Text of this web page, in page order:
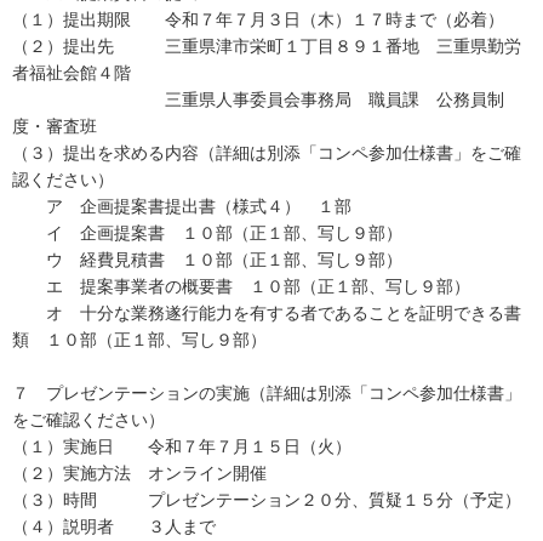
（１）提出期限 令和７年７月３日（木）１７時まで（必着）
（２）提出先 三重県津市栄町１丁目８９１番地 三重県勤労
者福祉会館４階
三重県人事委員会事務局 職員課 公務員制
度・審査班
（３）提出を求める内容（詳細は別添「コンペ参加仕様書」をご確
認ください）
ア 企画提案書提出書（様式４） １部
イ 企画提案書 １０部（正１部、写し９部）
ウ 経費見積書 １０部（正１部、写し９部）
エ 提案事業者の概要書 １０部（正１部、写し９部）
オ 十分な業務遂行能力を有する者であることを証明できる書
類 １０部（正１部、写し９部）
７ プレゼンテーションの実施（詳細は別添「コンペ参加仕様書」
をご確認ください）
（１）実施日 令和７年７月１５日（火）
（２）実施方法 オンライン開催
（３）時間 プレゼンテーション２０分、質疑１５分（予定）
（４）説明者 ３人まで